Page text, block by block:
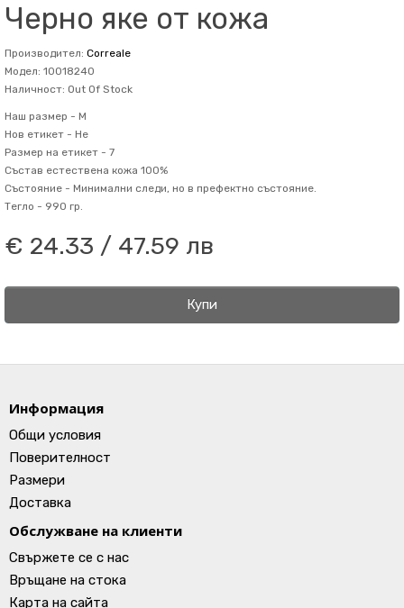
Черно яке от кожа
Производител: Correale
Модел: 10018240
Наличност: Out Of Stock
Наш размер - M
Нов етикет - Не
Размер на етикет - 7
Състав естествена кожа 100%
Състояние - Минимални следи, но в префектно състояние.
Тегло - 990 гр.
€ 24.33 / 47.59 лв
Купи
Информация
Общи условия
Поверителност
Размери
Доставка
Обслужване на клиенти
Свържете се с нас
Връщане на стока
Карта на сайта